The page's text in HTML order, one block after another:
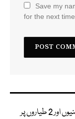
Save my
for the next
امریکا نے ایران سے منسلک 3 کمپنیوں اور 2 طیاروں پر